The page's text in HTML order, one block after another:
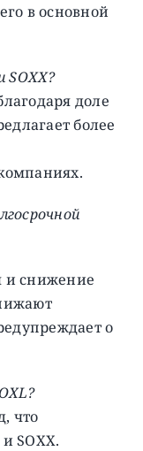
в основной
SOXX?
доле
более
и снижение
о
что
SOXX.